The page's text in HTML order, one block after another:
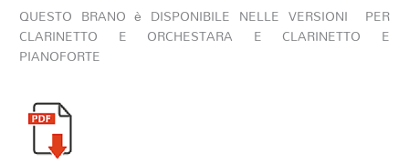
QUESTO BRANO è DISPONIBILE NELLE VERSIONI PER
CLARINETTO E ORCHESTARA E CLARINETTO E
PIANOFORTE